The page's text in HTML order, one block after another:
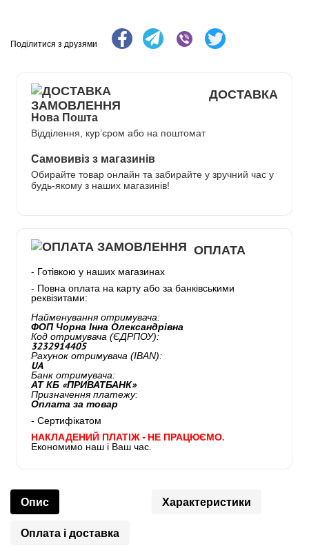
Поділитися з друзями
ДОСТАВКА
Нова Пошта
Відділення, кур’єром або на поштомат
Самовивіз з магазинів
Обирайте товар онлайн та забирайте у зручний час у
будь-якому з наших магазинів!
ОПЛАТА
- Готівкою у наших магазинах
- Повна оплата на карту або за банківськими
реквізитами:
Найменування отримувача:
ФОП Чорна Інна Олександрівна
Код отримувача (ЄДРПОУ):
3232914405
Рахунок отримувача (IBAN):
UA
Банк отримувача:
АТ КБ «ПРИВАТБАНК»
Призначення платежу:
Оплата за товар
- Сертифікатом
НАКЛАДЕНИЙ ПЛАТІЖ - НЕ ПРАЦЮЄМО.
Економимо наш і Ваш час.
Опис Характеристики
Оплата і доставка